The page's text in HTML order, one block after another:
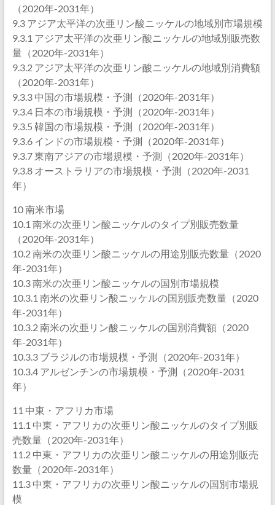
（2020年-2031年）
9.3 アジア太平洋の次亜リン酸ニッケルの地域別市場規模
9.3.1 アジア太平洋の次亜リン酸ニッケルの地域別販売数
量（2020年-2031年）
9.3.2 アジア太平洋の次亜リン酸ニッケルの地域別消費額
（2020年-2031年）
9.3.3 中国の市場規模・予測（2020年-2031年）
9.3.4 日本の市場規模・予測（2020年-2031年）
9.3.5 韓国の市場規模・予測（2020年-2031年）
9.3.6 インドの市場規模・予測（2020年-2031年）
9.3.7 東南アジアの市場規模・予測（2020年-2031年）
9.3.8 オーストラリアの市場規模・予測（2020年-2031
年）
10 南米市場
10.1 南米の次亜リン酸ニッケルのタイプ別販売数量
（2020年-2031年）
10.2 南米の次亜リン酸ニッケルの用途別販売数量（2020
年-2031年）
10.3 南米の次亜リン酸ニッケルの国別市場規模
10.3.1 南米の次亜リン酸ニッケルの国別販売数量（2020
年-2031年）
10.3.2 南米の次亜リン酸ニッケルの国別消費額（2020
年-2031年）
10.3.3 ブラジルの市場規模・予測（2020年-2031年）
10.3.4 アルゼンチンの市場規模・予測（2020年-2031
年）
11 中東・アフリカ市場
11.1 中東・アフリカの次亜リン酸ニッケルのタイプ別販
売数量（2020年-2031年）
11.2 中東・アフリカの次亜リン酸ニッケルの用途別販売
数量（2020年-2031年）
11.3 中東・アフリカの次亜リン酸ニッケルの国別市場規
模